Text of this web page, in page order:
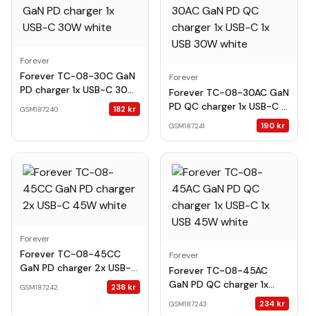
Forever
Forever TC-08-30C GaN
PD charger 1x USB-C 30W
GSM187240 182 kr
Forever
Forever TC-08-30AC GaN
PD QC charger 1x USB-C 1x
GSM187241 190 kr
Forever
Forever TC-08-45CC
GaN PD charger 2x USB-C
GSM187242 238 kr
Forever
Forever TC-08-45AC
GaN PD QC charger 1x
USB-C 1x USB 45W white
GSM187243 234 kr